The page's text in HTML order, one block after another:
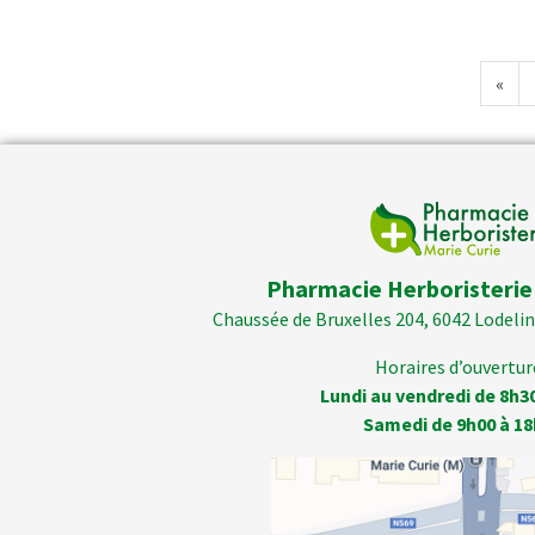
«
Pharmacie
Chaussée de Bruxelles 204, 6042
Horaires
Lundi au vendredi de
Samedi de 9h00 à